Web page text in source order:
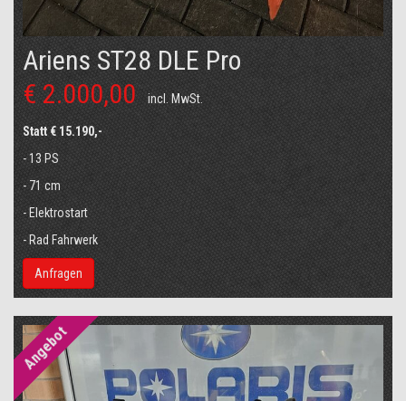
Ariens ST28 DLE Pro
€ 2.000,00
incl. MwSt.
Statt € 15.190,-
- 13 PS
- 71 cm
- Elektrostart
- Rad Fahrwerk
Anfragen
Angebot